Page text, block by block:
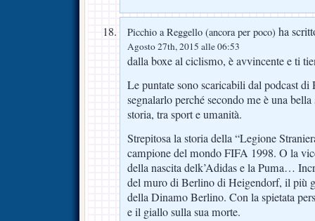
Picchio a Reggello (ancora per poco) ha
Agosto 27th, 2015 alle 06:53
dalla boxe al ciclismo, è avvincente e ti
Le puntate sono scaricabili dal podcast
segnalarlo perché secondo me è una
storia, tra sport e umanità.
Strepitosa la storia della “Legione
campione del mondo FIFA 1998. O la
della nascita delk’Adidas e la Puma…
del muro di Berlino di Heigendorf, il più
della Dinamo Berlino. Con la spietata
e il giallo sulla sua morte.